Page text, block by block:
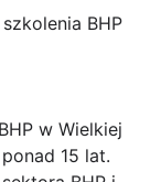
BHP
w Wielkiej
15 lat.